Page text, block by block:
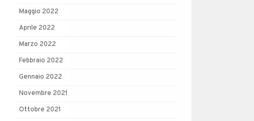
Maggio 2022
Aprile 2022
Marzo 2022
Febbraio 2022
Gennaio 2022
Novembre 2021
Ottobre 2021